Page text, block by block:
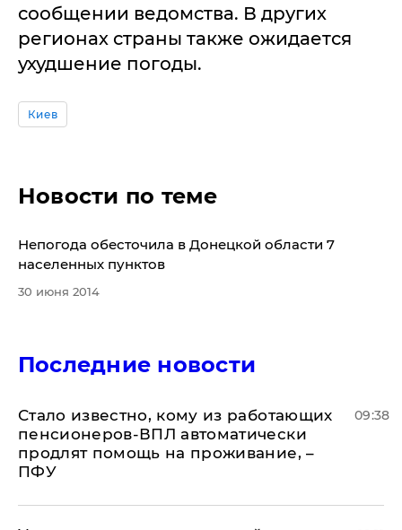
сообщении ведомства. В других
регионах страны также ожидается
ухудшение погоды.
Киев
Новости по теме
Непогода обесточила в Донецкой области 7
населенных пунктов
30 июня 2014
Последние новости
Стало известно, кому из работающих
пенсионеров-ВПЛ автоматически
продлят помощь на проживание, –
ПФУ
09:38